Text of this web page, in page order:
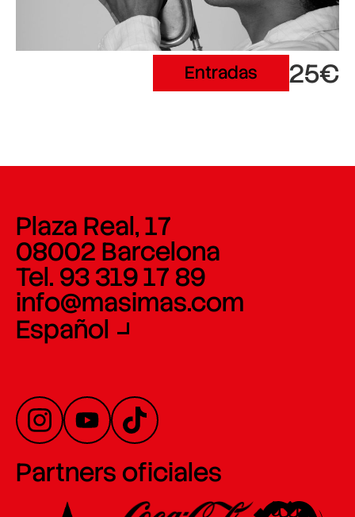
Entradas 25€
Plaza Real, 17
08002 Barcelona
Tel. 93 319 17 89
info@masimas.com
Español
Partners oficiales